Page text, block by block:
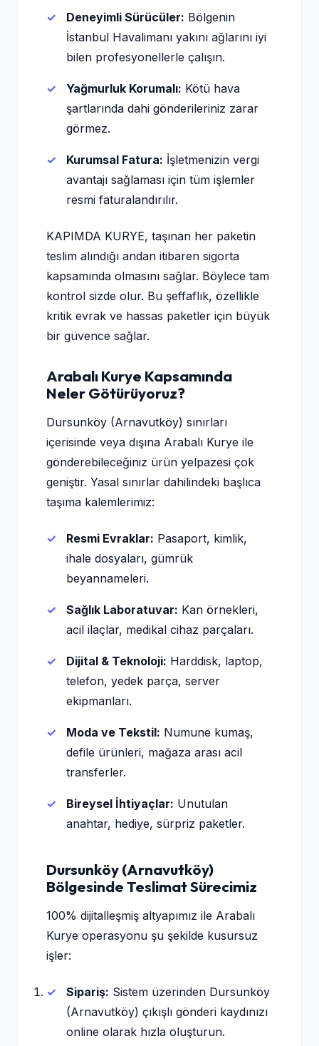
Deneyimli Sürücüler: Bölgenin
İstanbul Havalimanı yakını ağlarını iyi
bilen profesyonellerle çalışın.
Yağmurluk Korumalı: Kötü hava
şartlarında dahi gönderileriniz zarar
görmez.
Kurumsal Fatura: İşletmenizin vergi
avantajı sağlaması için tüm işlemler
resmi faturalandırılır.
KAPIMDA KURYE, taşınan her paketin
teslim alındığı andan itibaren sigorta
kapsamında olmasını sağlar. Böylece tam
kontrol sizde olur. Bu şeffaflık, özellikle
kritik evrak ve hassas paketler için büyük
bir güvence sağlar.
Arabalı Kurye Kapsamında
Neler Götürüyoruz?
Dursunköy (Arnavutköy) sınırları
içerisinde veya dışına Arabalı Kurye ile
gönderebileceğiniz ürün yelpazesi çok
geniştir. Yasal sınırlar dahilindeki başlıca
taşıma kalemlerimiz:
Resmi Evraklar: Pasaport, kimlik,
ihale dosyaları, gümrük
beyannameleri.
Sağlık Laboratuvar: Kan örnekleri,
acil ilaçlar, medikal cihaz parçaları.
Dijital & Teknoloji: Harddisk, laptop,
telefon, yedek parça, server
ekipmanları.
Moda ve Tekstil: Numune kumaş,
defile ürünleri, mağaza arası acil
transferler.
Bireysel İhtiyaçlar: Unutulan
anahtar, hediye, sürpriz paketler.
Dursunköy (Arnavutköy)
Bölgesinde Teslimat Sürecimiz
100% dijitalleşmiş altyapımız ile Arabalı
Kurye operasyonu şu şekilde kusursuz
işler:
Sipariş: Sistem üzerinden Dursunköy
(Arnavutköy) çıkışlı gönderi kaydınızı
online olarak hızla oluşturun.